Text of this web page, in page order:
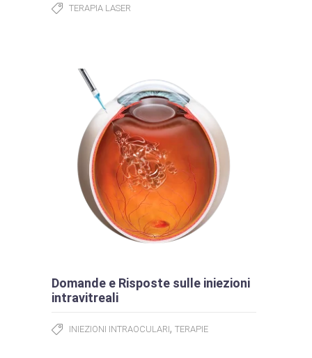
TERAPIA LASER
Domande e Risposte sulle iniezioni
intravitreali
INIEZIONI INTRAOCULARI, TERAPIE